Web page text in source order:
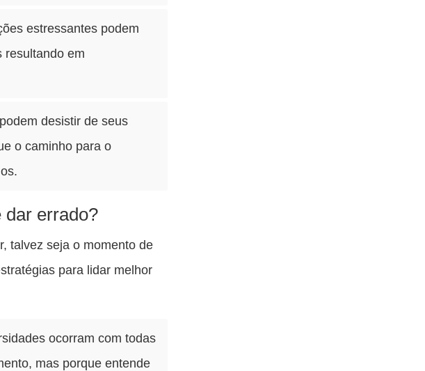
estressantes podem
resultando em
desistir de seus
o caminho para o
dar errado?
talvez seja o momento de
para lidar melhor
ocorram com todas
mas porque entende